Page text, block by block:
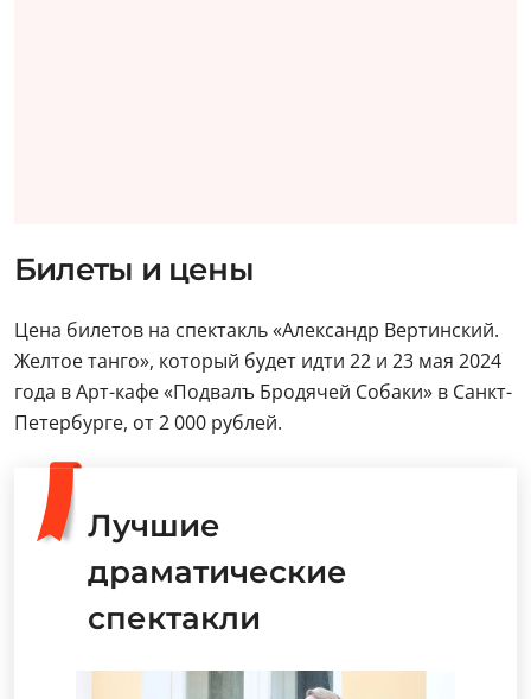
Билеты и цены
Цена билетов на спектакль «Александр Вертинский.
Желтое танго», который будет идти 22 и 23 мая 2024
года в Арт-кафе «Подвалъ Бродячей Собаки» в Санкт-
Петербурге, от 2 000 рублей.
Лучшие
драматические
спектакли